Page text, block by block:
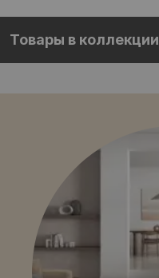
Товары в коллекции